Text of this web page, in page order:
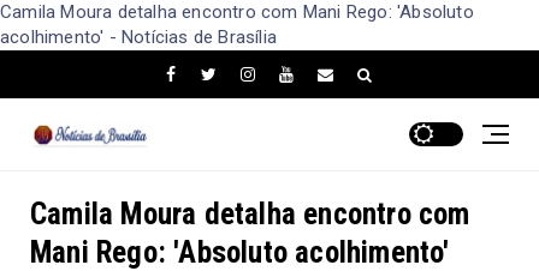
Camila Moura detalha encontro com Mani Rego: 'Absoluto
acolhimento' - Notícias de Brasília
Camila Moura detalha encontro com
Mani Rego: 'Absoluto acolhimento'